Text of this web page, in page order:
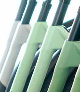
de réparation,
les plus
la fiabilité et la